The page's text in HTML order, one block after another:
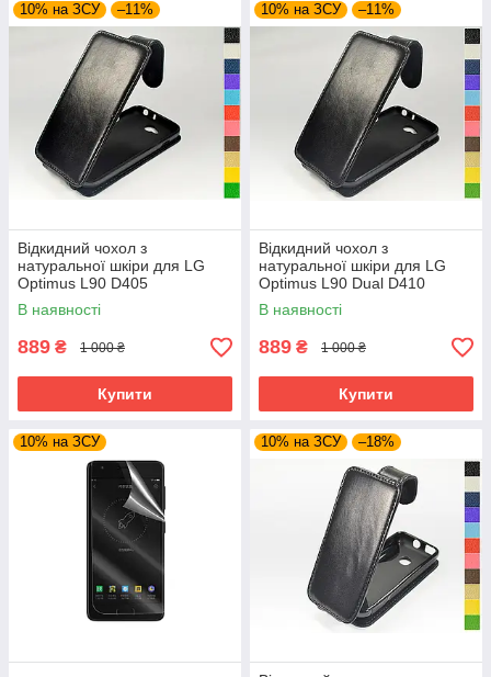
10% на ЗСУ –11%
Відкидний чохол з
натуральної шкіри для LG
Optimus L90 D405
В наявності
889 ₴ 1 000 ₴
Купити
10% на ЗСУ –11%
Відкидний чохол з
натуральної шкіри для LG
Optimus L90 Dual D410
В наявності
889 ₴ 1 000 ₴
Купити
10% на ЗСУ 10% на ЗСУ –18%